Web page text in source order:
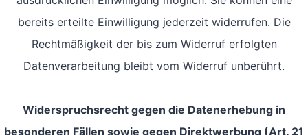
bereits erteilte Einwilligung jederzeit widerrufen. Die
Rechtmäßigkeit der bis zum Widerruf erfolgten
Datenverarbeitung bleibt vom Widerruf unberührt.
Widerspruchsrecht gegen die Datenerhebung in
besonderen Fällen sowie gegen Direktwerbung (Art. 21